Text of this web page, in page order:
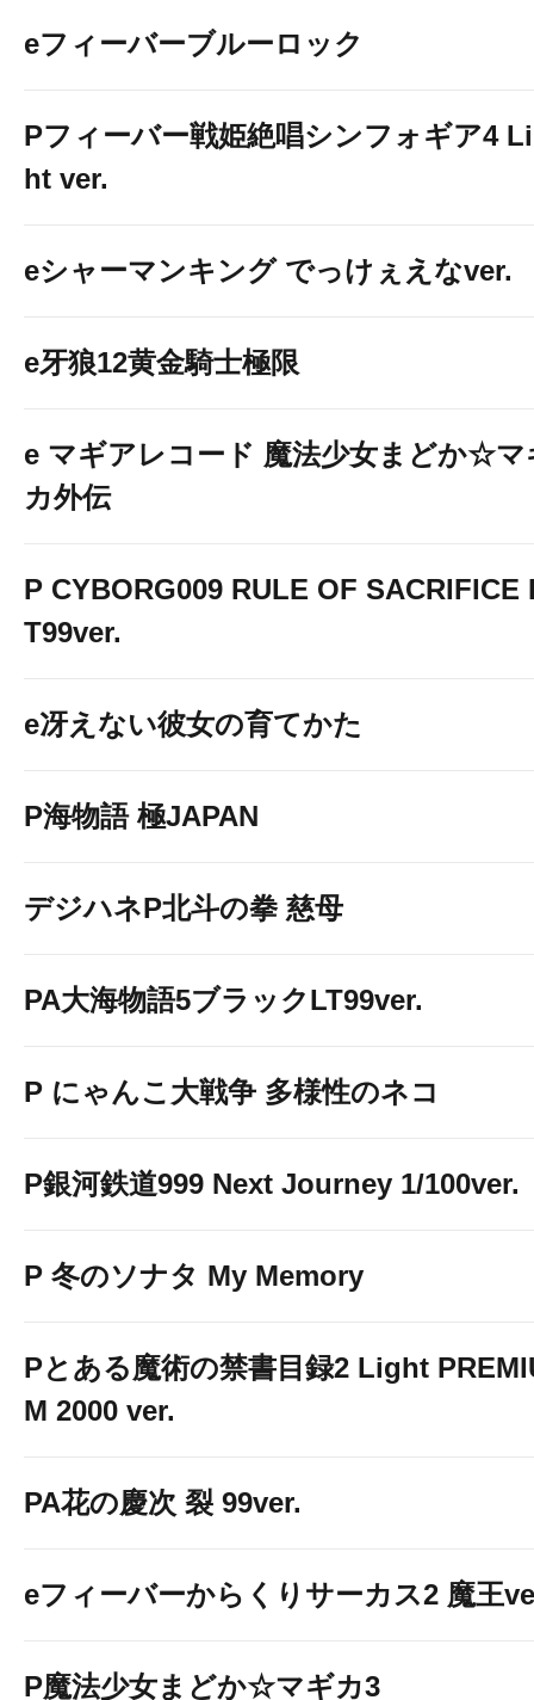
eフィーバーブルーロック
Pフィーバー戦姫絶唱シンフォギア4
ht ver.
eシャーマンキング でっけぇえなver.
e牙狼12黄金騎士極限
e マギアレコード 魔法少女まどか☆マ
カ外伝
P CYBORG009 RULE OF SACRIFICE
T99ver.
e冴えない彼女の育てかた
P海物語 極JAPAN
デジハネP北斗の拳 慈母
PA大海物語5ブラックLT99ver.
P にゃんこ大戦争 多様性のネコ
P銀河鉄道999 Next Journey 1/100ver.
P 冬のソナタ My Memory
Pとある魔術の禁書目録2 Light
M 2000 ver.
PA花の慶次 裂 99ver.
eフィーバーからくりサーカス2 魔王
P魔法少女まどか☆マギカ3